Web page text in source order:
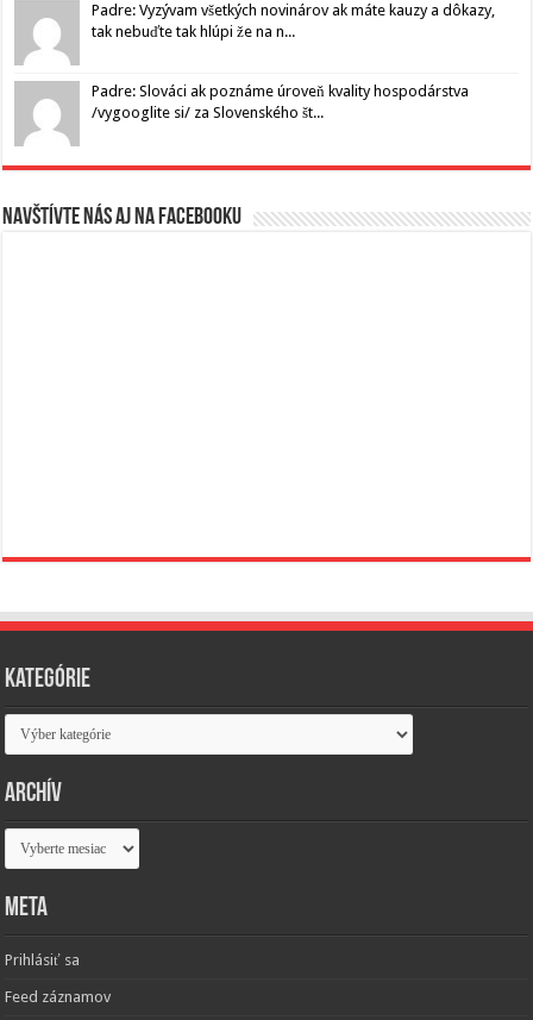
Padre: Vyzývam všetkých novinárov ak máte kauzy a dôkazy,
tak nebuďte tak hlúpi že na n...
Padre: Slováci ak poznáme úroveň kvality hospodárstva
/vygooglite si/ za Slovenského št...
Navštívte nás aj na Facebooku
Kategórie
Kategórie
Archív
Archív
Meta
Prihlásiť sa
Feed záznamov